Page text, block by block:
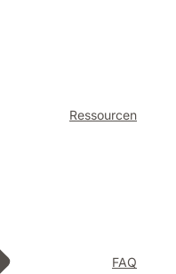
Ressourcen
FAQ